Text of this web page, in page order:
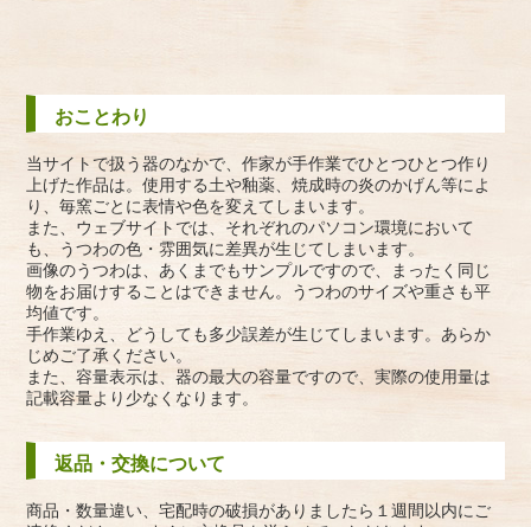
おことわり
当サイトで扱う器のなかで、作家が手作業でひとつひとつ作り
上げた作品は。使用する土や釉薬、焼成時の炎のかげん等によ
り、毎窯ごとに表情や色を変えてしまいます。
また、ウェブサイトでは、それぞれのパソコン環境において
も、うつわの色・雰囲気に差異が生じてしまいます。
画像のうつわは、あくまでもサンプルですので、まったく同じ
物をお届けすることはできません。うつわのサイズや重さも平
均値です。
手作業ゆえ、どうしても多少誤差が生じてしまいます。あらか
じめご了承ください。
また、容量表示は、器の最大の容量ですので、実際の使用量は
記載容量より少なくなります。
返品・交換について
商品・数量違い、宅配時の破損がありましたら１週間以内にご